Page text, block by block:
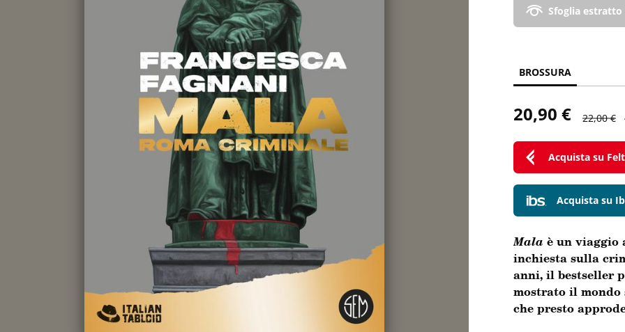
Sfoglia estratto
BROSSURA
20,90 € 22,00 €
Acquista su
Acquista su
Mala è un viaggio
inchiesta sulla
anni, il bestseller
mostrato il
che presto